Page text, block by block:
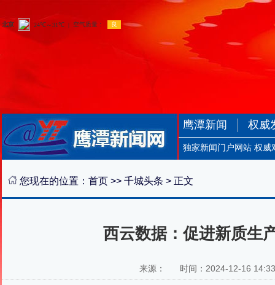
鹰潭新闻 权威
独家新闻门户网站 权威
您现在的位置： 首页 >> 千城头条 > 正文
西云数据：促进新质生
来源： 时间：2024-12-16